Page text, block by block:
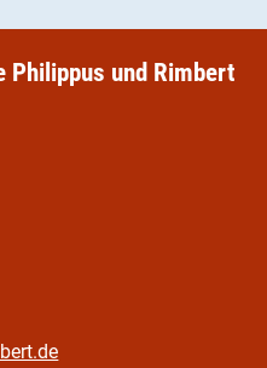
Philippus und Rimbert